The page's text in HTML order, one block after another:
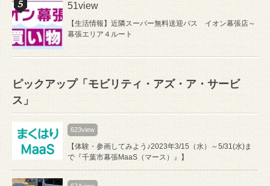
51view
【生活情報】近隣スーパー無料送迎バス イオン幕張店～
幕張エリア４ルート
ピックアップ「モビリティ・アズ・ア・サービ
ス」
623view
【体験・参画してみよう♪2023年3/15（水）～5/31(水)ま
で『千葉市幕張MaaS（マース）』】